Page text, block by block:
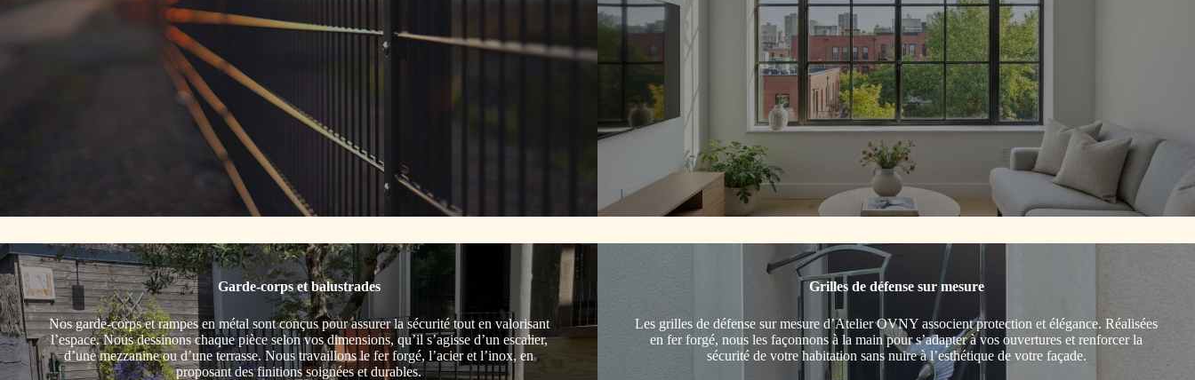
Garde-corps et balustrades
Nos garde-corps et rampes en métal sont conçus pour assurer la sécurité tout en valorisant
l’espace. Nous dessinons chaque pièce selon vos dimensions, qu’il s’agisse d’un escalier,
d’une mezzanine ou d’une terrasse. Nous travaillons le fer forgé, l’acier et l’inox, en
proposant des finitions soignées et durables.
Grilles de défense sur mesure
Les grilles de défense sur mesure d’Atelier OVNY associent protection et élégance. Réalisées
en fer forgé, nous les façonnons à la main pour s’adapter à vos ouvertures et renforcer la
sécurité de votre habitation sans nuire à l’esthétique de votre façade.